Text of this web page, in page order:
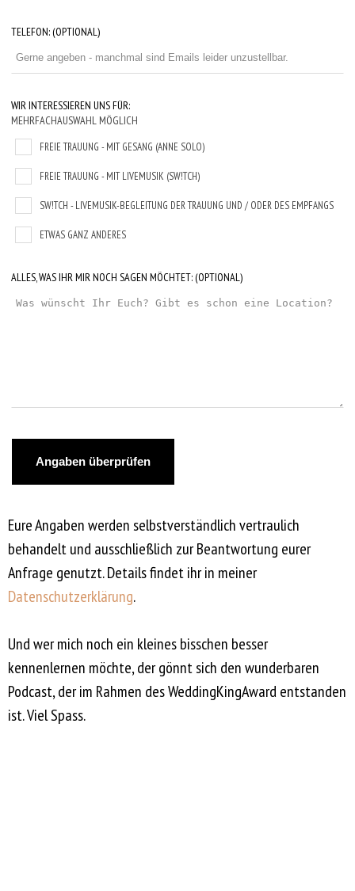
TELEFON: (OPTIONAL)
WIR INTERESSIEREN UNS FÜR:
MEHRFACHAUSWAHL MÖGLICH
FREIE TRAUUNG - MIT GESANG (ANNE SOLO)
FREIE TRAUUNG - MIT LIVEMUSIK (SW!TCH)
SW!TCH - LIVEMUSIK-BEGLEITUNG DER TRAUUNG UND / ODER DES EMPFANGS
ETWAS GANZ ANDERES
ALLES, WAS IHR MIR NOCH SAGEN MÖCHTET: (OPTIONAL)
Angaben überprüfen
Eure Angaben werden selbstverständlich vertraulich
behandelt und ausschließlich zur Beantwortung eurer
Anfrage genutzt. Details findet ihr in meiner
Datenschutzerklärung.
Und wer mich noch ein kleines bisschen besser
kennenlernen möchte, der gönnt sich den wunderbaren
Podcast, der im Rahmen des WeddingKingAward entstanden
ist. Viel Spass.